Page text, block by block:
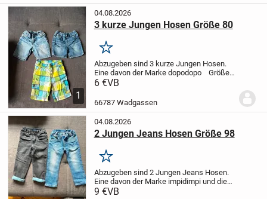
1
04.08.2026
3 kurze Jungen Hosen Größe 80
Merken
Abzugeben sind 3 kurze Jungen Hosen.
Eine davon der Marke dopodopo
Größe:
80 Keine Beschädigungen
möglich Preis für alle zusammen. ...
6 €VB
66787 Wadgassen
04.08.2026
2 Jungen Jeans Hosen Größe 98
Merken
Abzugeben sind 2 Jungen Jeans Hosen.
Eine davon der Marke impidimpi und die
andere der Marke dopodopo
9 €VB